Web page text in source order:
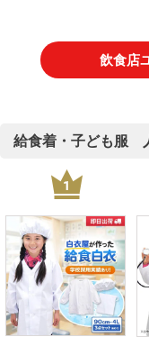
飲食店
給食着・子ども服